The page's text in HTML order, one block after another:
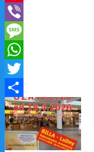
Pinterest
Viber
Message
WhatsApp
Twitter
Share